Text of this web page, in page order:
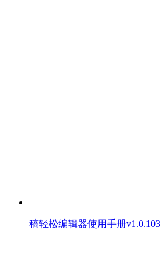
稿轻松编辑器使用手册v1.0.103